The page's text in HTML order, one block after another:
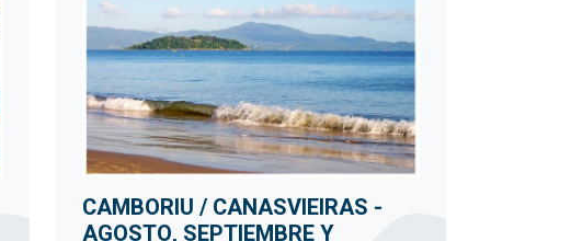
CAMBORIU / CANASVIEIRAS -
AGOSTO, SEPTIEMBRE Y